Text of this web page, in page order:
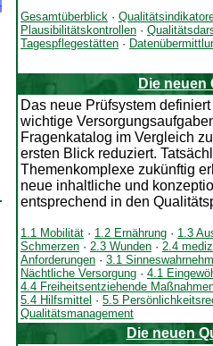
Gesamtüberblick ·
Plausibilitätskontrollen ·
Tagespflegestätten ·
Die neuen
Das neue Prüfsystem
wichtige
Fragenkatalog im Vergleich
ersten Blick reduziert.
Themenkomplexe zukünftig
neue inhaltliche und
entsprechend in den
1.1 Mobilität · 1.2 Ernährung · 1.3
Schmerzen · 2.3 Wunden · 2.4
Anforderungen · 3.1
Nächtliche Versorgung · 4.1
4.4 Freiheitsentziehende
5.4 Hilfsmittel · 5.5
Qualitätsmanagement
Die neuen